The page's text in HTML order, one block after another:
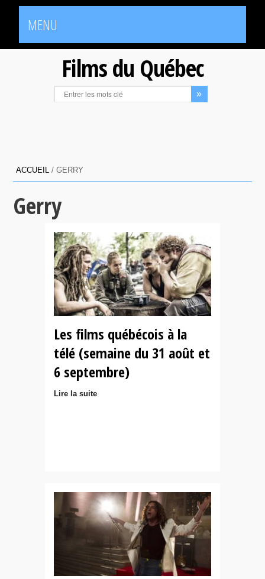
MENU
Films du Québec
ACCUEIL /GERRY
Gerry
Les films québécois à la
télé (semaine du 31 août et
6 septembre)
Lire la suite